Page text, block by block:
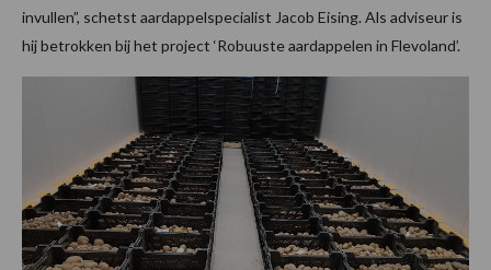
invullen”, schetst aardappelspecialist Jacob Eising. Als adviseur is
hij betrokken bij het project ‘Robuuste aardappelen in Flevoland’.